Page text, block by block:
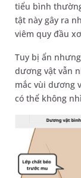
tiểu bình
tật này gây ra
viêm quy đầu
Tuy bị ẩn
dương vật vẫn
mắc vùi dương
có thể không